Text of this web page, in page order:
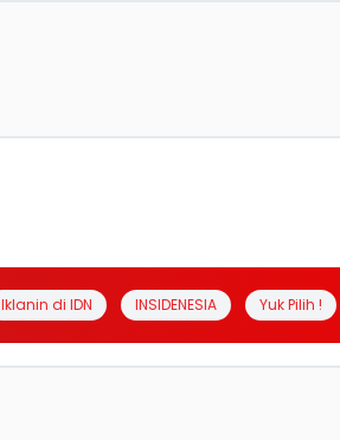
Iklanin di IDN INSIDENESIA Yuk Pilih !